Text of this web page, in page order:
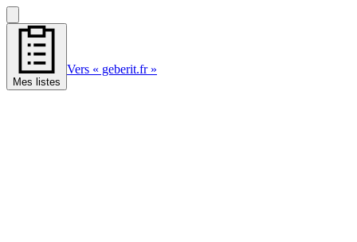
Mes listes
Vers « geberit.fr »